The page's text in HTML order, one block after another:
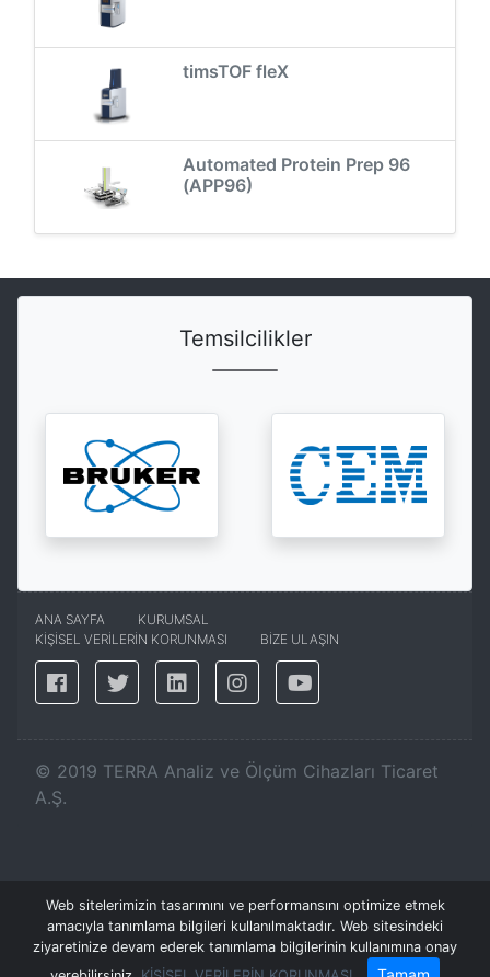
timsTOF fleX
Automated Protein Prep 96
(APP96)
Web sitelerimizin tasarımını ve performansını optimize etmek
amacıyla tanımlama bilgileri kullanılmaktadır. Web sitesindeki
ziyaretinize devam ederek tanımlama bilgilerinin kullanımına onay
Temsilcilikler
ANA SAYFA
KURUMSAL
KİŞİSEL VERİLERİN KORUNMASI
BİZE ULAŞIN
© 2019 TERRA Analiz ve Ölçüm Cihazları Ticaret
A.Ş.